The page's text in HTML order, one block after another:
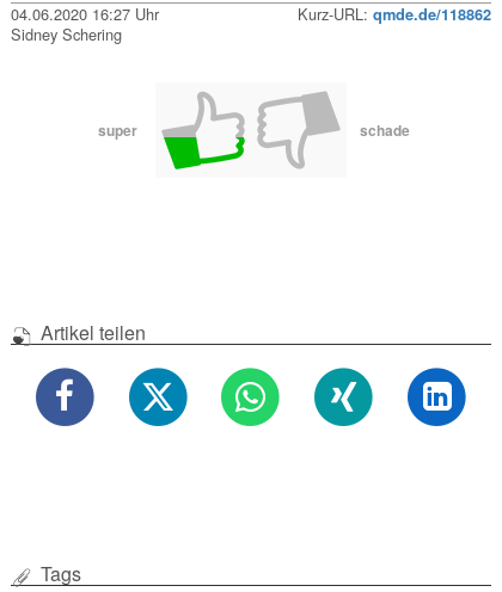
04.06.2020 16:27 Uhr Kurz-URL: qmde.de/118862
Sidney Schering
super schade
Artikel teilen
Tags